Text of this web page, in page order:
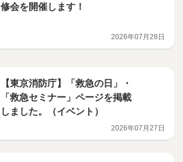
修会を開催します！
2026年07月28日
【東京消防庁】「救急の日」・
「救急セミナー」ページを掲載
しました。（イベント）
2026年07月27日